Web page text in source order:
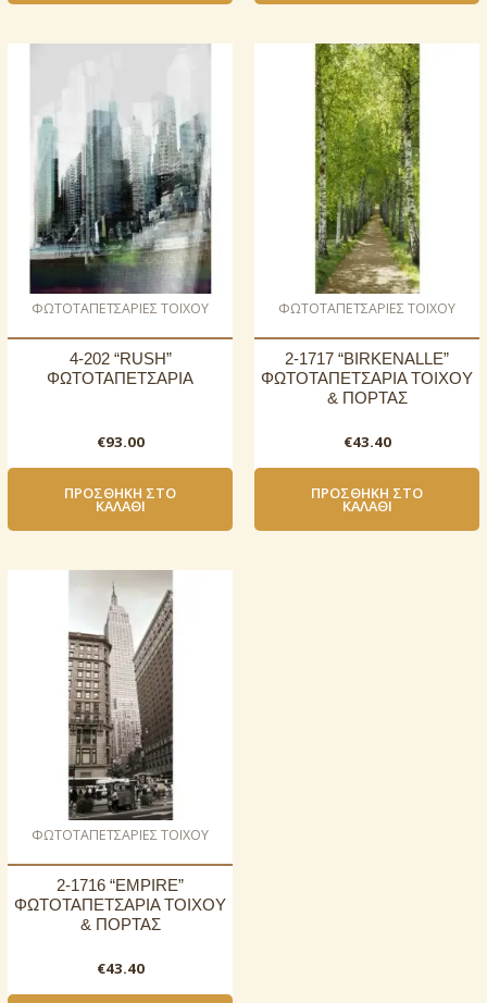
ΦΩΤΟΤΑΠΕΤΣΑΡΙΕΣ ΤΟΙΧΟΥ
4-202 “RUSH”
ΦΩΤΟΤΑΠΕΤΣΑΡΙΑ
€93.00
ΠΡΟΣΘΉΚΗ ΣΤΟ
ΚΑΛΆΘΙ
ΦΩΤΟΤΑΠΕΤΣΑΡΙΕΣ ΤΟΙΧΟΥ
2-1717 “BIRKENALLE”
ΦΩΤΟΤΑΠΕΤΣΑΡΙΑ ΤΟΙΧΟΥ
& ΠΟΡΤΑΣ
€43.40
ΠΡΟΣΘΉΚΗ ΣΤΟ
ΚΑΛΆΘΙ
ΦΩΤΟΤΑΠΕΤΣΑΡΙΕΣ ΤΟΙΧΟΥ
2-1716 “EMPIRE”
ΦΩΤΟΤΑΠΕΤΣΑΡΙΑ ΤΟΙΧΟΥ
& ΠΟΡΤΑΣ
€43.40